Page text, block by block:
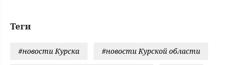
Теги
#новости Курска #новости Курской области